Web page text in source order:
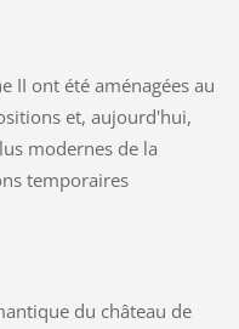
II ont été aménagées au
et, aujourd'hui,
modernes de la
temporaires
du château de